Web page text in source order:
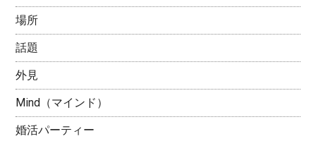
場所
話題
外見
Mind（マインド）
婚活パーティー